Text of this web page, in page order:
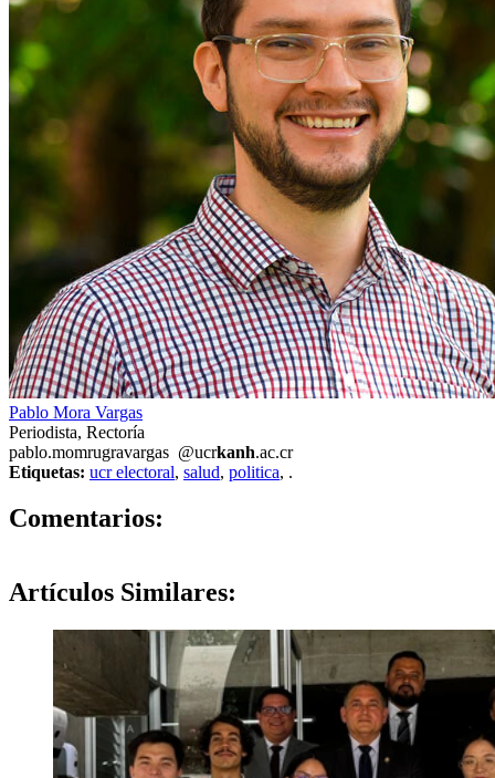
Pablo Mora Vargas
Periodista, Rectoría
pablo.momrugravargas @ucrkanh.ac.cr
Etiquetas: ucr electoral, salud, politica, .
Comentarios:
Artículos Similares: